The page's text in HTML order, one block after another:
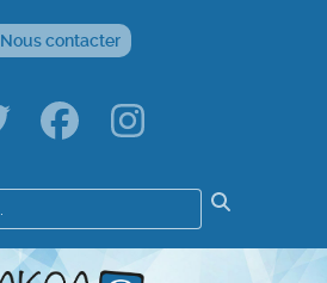
Nous contacter
Résultats
de
votre